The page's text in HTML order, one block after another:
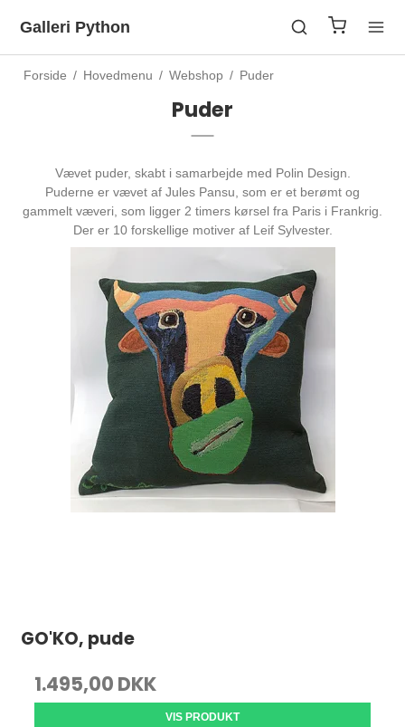
Galleri Python
Forside / Hovedmenu / Webshop / Puder
Puder
Vævet puder, skabt i samarbejde med Polin Design.
Puderne er vævet af Jules Pansu, som er et berømt og
gammelt væveri, som ligger 2 timers kørsel fra Paris i Frankrig.
Der er 10 forskellige motiver af Leif Sylvester.
GO'KO, pude
1.495,00 DKK
VIS PRODUKT